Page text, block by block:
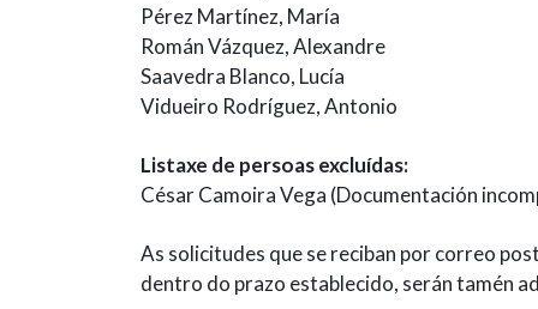
Pérez Martínez, María
Román Vázquez, Alexandre
Saavedra Blanco, Lucía
Vidueiro Rodríguez, Antonio
Listaxe de persoas excluídas:
César Camoira Vega (Documentación
As solicitudes que se reciban por correo
dentro do prazo establecido, serán tamén